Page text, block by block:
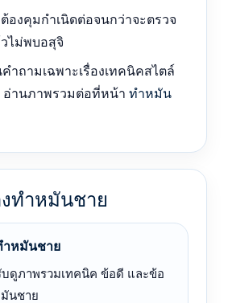
องคุมกำเนิดต่อจนกว่าจะตรวจ
ไม่พบอสุจิ
ำถามเฉพาะเรื่องเทคนิคสไตล์
อ่านภาพรวมต่อที่หน้า ทำหมัน
ทำหมันชาย
ำหมันชาย
ดูภาพรวมเทคนิค ข้อดี และข้อ
นชาย